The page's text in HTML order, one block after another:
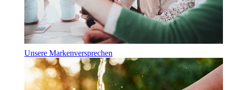
Unsere Markenversprechen